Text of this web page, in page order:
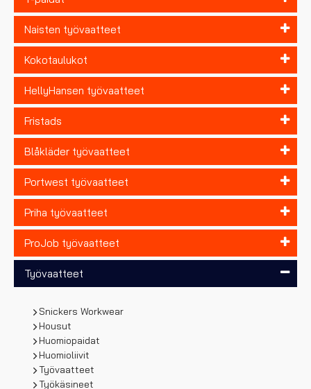
Naisten työvaatteet
Kokotaulukot
HellyHansen työvaatteet
Fristads
Blåkläder työvaatteet
Portwest työvaatteet
Priha työvaatteet
ProJob työvaatteet
Työvaatteet
Snickers Workwear
Housut
Huomiopaidat
Huomioliivit
Työvaatteet
Työkäsineet